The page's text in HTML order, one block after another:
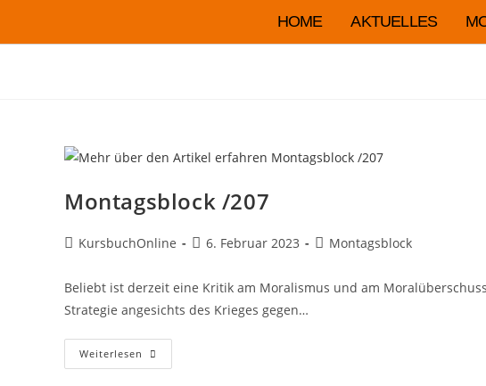
HOME AKTUELLES
Montagsblock /207
KursbuchOnline 6. Februar 2023 Montagsblock
Beliebt ist derzeit eine Kritik am Moralismus und am
Strategie angesichts des Krieges gegen…
Weiterlesen